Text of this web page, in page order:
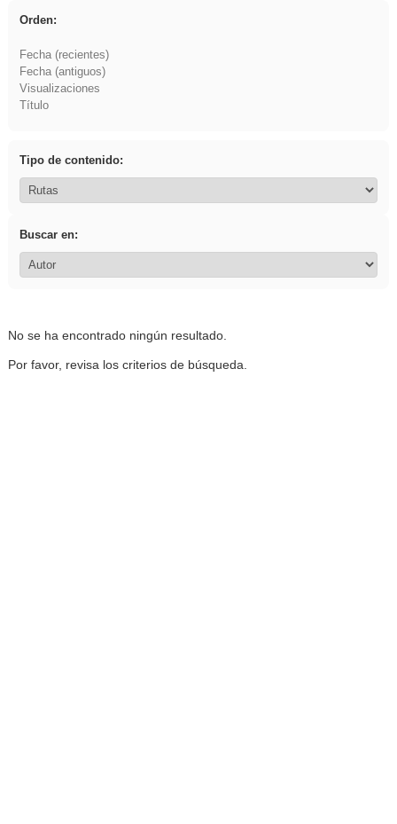
Orden:
Fecha (recientes)
Fecha (antiguos)
Visualizaciones
Título
Tipo de contenido:
Buscar en:
No se ha encontrado ningún resultado.
Por favor, revisa los criterios de búsqueda.